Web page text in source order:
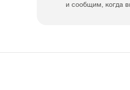
и сообщим, когда